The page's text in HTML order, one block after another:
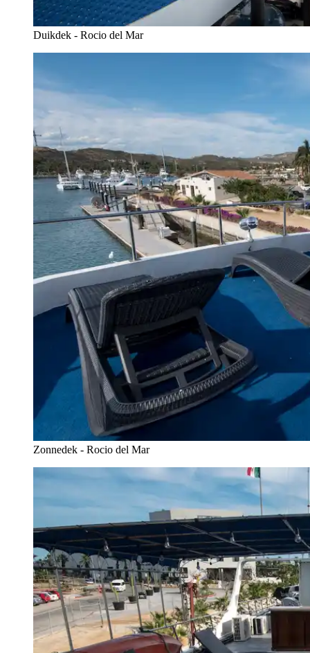
Duikdek - Rocio del Mar
Zonnedek - Rocio del Mar